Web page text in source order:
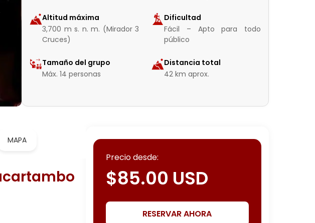
Altitud máxima
3,700 m s. n. m. (Mirador 3
Cruces)
Dificultad
Fácil – Apto para todo
público
Tamaño del grupo
Máx. 14 personas
Distancia total
42 km aprox.
MAPA
Precio desde:
$85.00 USD
RESERVAR AHORA